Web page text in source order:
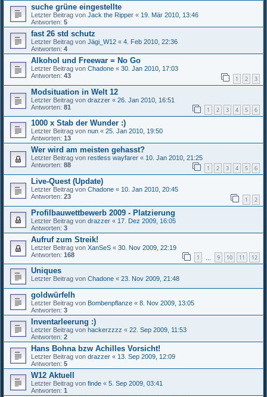
suche grüne eingestellte
Letzter Beitrag von Jack the Ripper « 19. Mär 2010, 13:46
Antworten: 5
fast 26 std schutz
Letzter Beitrag von Jägi_W12 « 4. Feb 2010, 22:36
Antworten: 4
Alkohol und Freewar = No Go
Letzter Beitrag von Chadone « 30. Jan 2010, 17:03
Antworten: 43 1 2 3
Modsituation in Welt 12
Letzter Beitrag von drazzer « 26. Jan 2010, 16:51
Antworten: 81 1 2 3 4 5 6
1000 x Stab der Wunder :)
Letzter Beitrag von nun « 25. Jan 2010, 19:50
Antworten: 13
Wer wird am meisten gehasst?
Letzter Beitrag von restless wayfarer « 10. Jan 2010, 21:25
Antworten: 88 1 2 3 4 5 6
Live-Quest (Update)
Letzter Beitrag von Chadone « 10. Jan 2010, 20:45
Antworten: 23 1 2
Profilbauwettbewerb 2009 - Platzierung
Letzter Beitrag von drazzer « 17. Dez 2009, 16:05
Antworten: 3
Aufruf zum Streik!
Letzter Beitrag von XanSeS « 30. Nov 2009, 22:19
Antworten: 168 1 9 10 11 12
Uniques
Letzter Beitrag von Chadone « 23. Nov 2009, 21:48
goldwürfelh
Letzter Beitrag von Bombenpflanze « 8. Nov 2009, 13:05
Antworten: 3
Inventarleerung :)
Letzter Beitrag von hackerzzzz « 22. Sep 2009, 11:53
Antworten: 2
Hans Bohna bzw Achilles Vorsicht!
Letzter Beitrag von drazzer « 13. Sep 2009, 12:09
Antworten: 5
W12 Aktuell
Letzter Beitrag von finde « 5. Sep 2009, 03:41
Antworten: 1